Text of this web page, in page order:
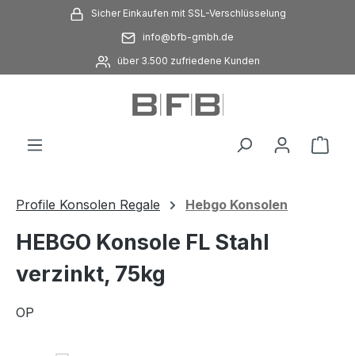
Zum Hauptinhalt springenSicher Einkaufen mit SSL-Verschlüsselung
info@bfb-gmbh.de
über 3.500 zufriedene Kunden
Profile Konsolen Regale Hebgo Konsolen
HEBGO Konsole FL Stahl
verzinkt, 75kg
OP